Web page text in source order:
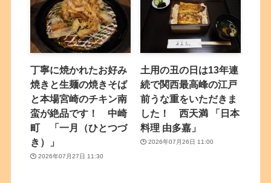
丁寧に焼かれたお好み
焼きと生麺の焼きそば
と本場宮崎のチキン南
蛮が絶品です！ 中崎
町 「一月（ひとつづ
き）」
2026年07月27日 11:30
土用の丑の日は13年連
続で関西最高峰の江戸
前うな重をいただきま
した！ 西天満 「日本
料理 由多嘉」
2026年07月26日 11:00